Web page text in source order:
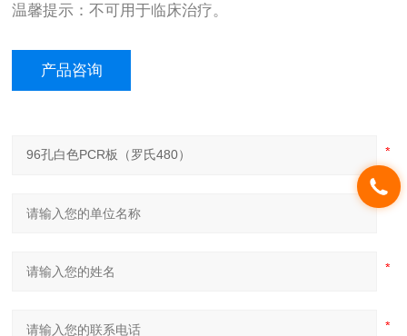
温馨提示：不可用于临床治疗。
产品咨询